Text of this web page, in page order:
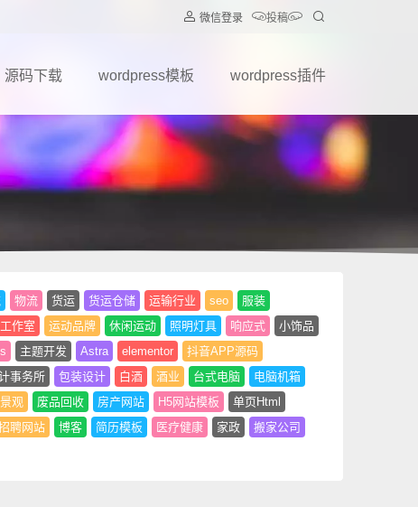
微信登录 投稿
源码下载 wordpress模板 wordpress插件
物流 货运 货运仓储 运输行业 seo
服装
作室 运动品牌 休闲运动 照明灯具 响应式
小饰品
主题开发 Astra elementor
抖音APP源码
事务所 包装设计 白酒 酒业 台式电脑
电脑机箱
观 废品回收 房产网站 H5网站模板
单页Html
聘网站 博客 简历模板 医疗健康 家政
搬家公司